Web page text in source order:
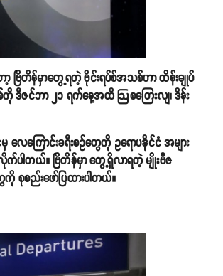
ာ့ ဗြိတိန်မှာတွေ့ရတဲ့ဗိုင်းရပ်စ်အသစ်ဟာ ထိန်းချုပ်
စ်ကို ဒီဇင်ဘာ ၂၁ ရက်နေ့အထိ ဩစတြေးလျ၊ ဒိန်း
လေကြောင်းခရီးစဥ်တွေကို ဥရောပနိုင်ငံ အများ
က်ပါတယ်။ ဗြိတိန်မှာ တွေ့ရှိလာရတဲ့ မျိုးဗီဇ
စုစည်းဖော်ပြထားပါတယ်။